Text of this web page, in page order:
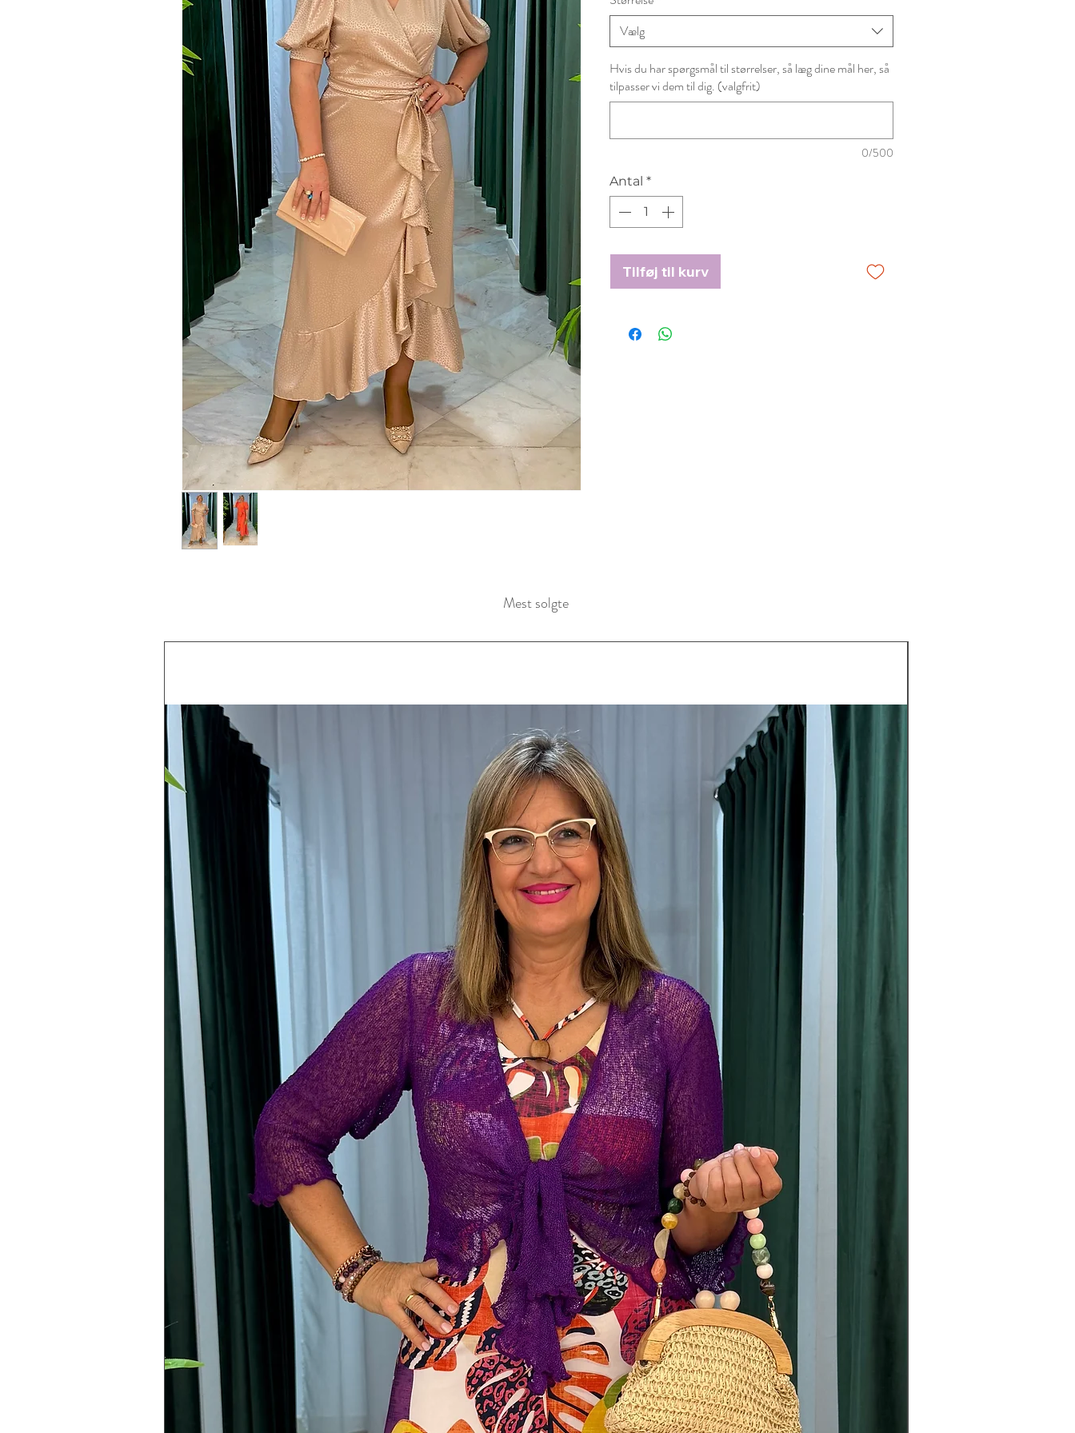
Vælg
Hvis du har spørgsmål til størrelser, så læg dine mål her, så
tilpasser vi dem til dig. (valgfrit)
0/500
Antal *
Tilføj til kurv
Mest solgte